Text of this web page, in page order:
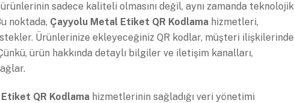
sadece kaliteli olmasını değil, aynı zamanda teknolojik
noktada, Çayyolu Metal Etiket QR Kodlama hizmetleri,
Ürünlerinize ekleyeceğiniz QR kodlar, müşteri ilişkilerinde
ürün hakkında detaylı bilgiler ve iletişim kanalları,
QR Kodlama hizmetlerinin sağladığı veri yönetimi